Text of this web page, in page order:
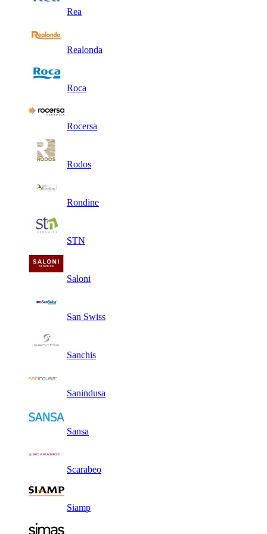
Rea
Realonda
Roca
Rocersa
Rodos
Rondine
STN
Saloni
San Swiss
Sanchis
Sanindusa
Sansa
Scarabeo
Siamp